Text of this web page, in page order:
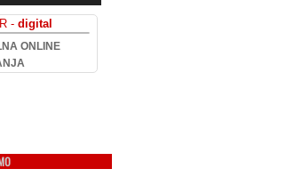
- digital
ONLINE